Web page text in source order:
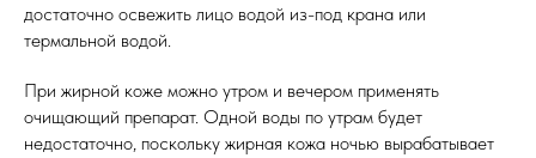
достаточно освежить лицо водой из-под крана или
термальной водой.
При жирной коже можно утром и вечером применять
очищающий препарат. Одной воды по утрам будет
недостаточно, поскольку жирная кожа ночью вырабатывает